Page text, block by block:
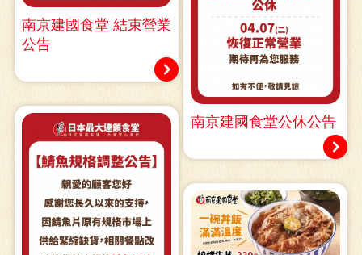
南京建國食堂 結束營業
公告
南京建國食堂公休公告